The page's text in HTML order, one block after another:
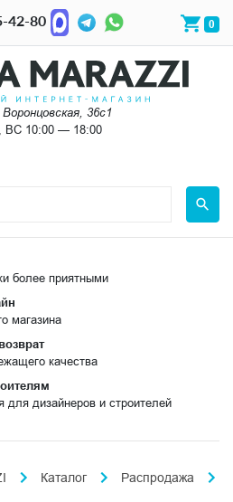
42-80 0
36с1
ВС 10:00 — 18:00
более приятными
магазина
качества
для дизайнеров и строителей
Каталог Распродажа